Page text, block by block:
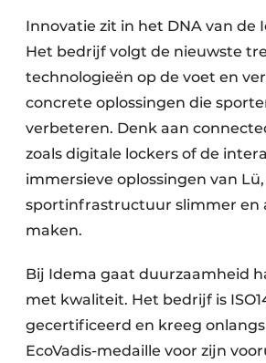
Innovatie zit in het DNA van de
Het bedrijf volgt de nieuwste
technologieën op de voet en
concrete oplossingen die
verbeteren. Denk aan
zoals digitale lockers of de
immersieve oplossingen van
sportinfrastructuur slimmer en
maken.
Bij Idema gaat duurzaamheid
met kwaliteit. Het bedrijf is
gecertificeerd en kreeg
EcoVadis-medaille voor zijn